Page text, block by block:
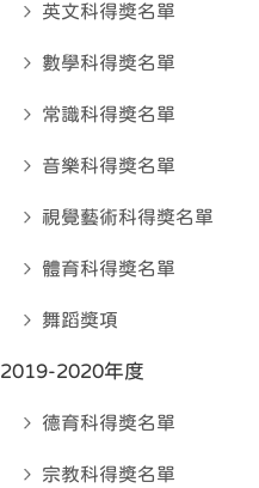
英文科得奬名單
數學科得奬名單
常識科得奬名單
音樂科得奬名單
視覺藝術科得奬名單
體育科得奬名單
舞蹈獎項
2019-2020年度
德育科得奬名單
宗教科得奬名單